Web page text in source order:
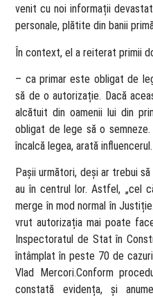
venit cu noi informații
personale, plătite din banii
În context, el a reiterat primii
– ca primar este obligat de
să de o autorizație. Dacă
alcătuit din oamenii lui din
obligat de lege să o
încalcă legea, arată influencerul.
Pașii următori, deși ar trebui
au în centrul lor. Astfel, „cel
merge în mod normal în
vrut autorizația mai poate
Inspectoratul de Stat în
întâmplat în peste 70 de
Vlad Mercori.Conform
constată evidența, și